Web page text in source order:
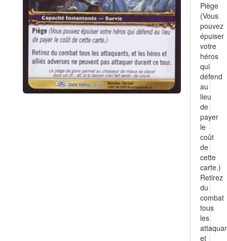
Piège
(Vous
pouvez
épuiser
votre
héros
qui
défend
au
lieu
de
payer
le
coût
de
cette
carte.)
Retirez
du
combat
tous
les
et